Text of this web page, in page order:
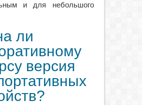
и для небольшого
ли
версия